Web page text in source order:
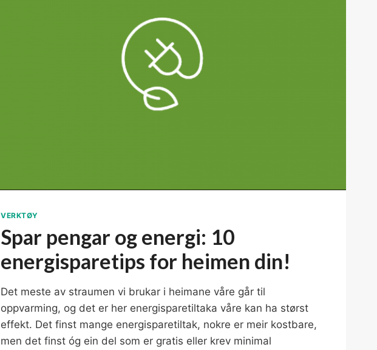
VERKTØY
Spar pengar og energi: 10
energisparetips for heimen din!
Det meste av straumen vi brukar i heimane våre går til
oppvarming, og det er her energisparetiltaka våre kan ha størst
effekt. Det finst mange energisparetiltak, nokre er meir kostbare,
men det finst óg ein del som er gratis eller krev minimal